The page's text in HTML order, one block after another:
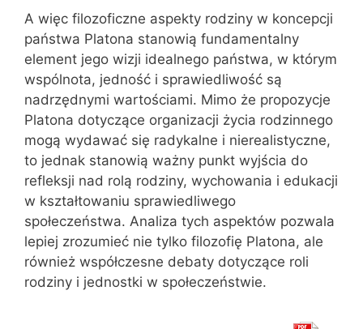
A więc filozoficzne aspekty rodziny w koncepcji
państwa Platona stanowią fundamentalny
element jego wizji idealnego państwa, w którym
wspólnota, jedność i sprawiedliwość są
nadrzędnymi wartościami. Mimo że propozycje
Platona dotyczące organizacji życia rodzinnego
mogą wydawać się radykalne i nierealistyczne,
to jednak stanowią ważny punkt wyjścia do
refleksji nad rolą rodziny, wychowania i edukacji
w kształtowaniu sprawiedliwego
społeczeństwa. Analiza tych aspektów pozwala
lepiej zrozumieć nie tylko filozofię Platona, ale
również współczesne debaty dotyczące roli
rodziny i jednostki w społeczeństwie.